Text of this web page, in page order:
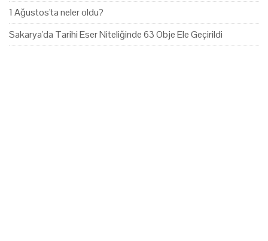
1 Ağustos'ta neler oldu?
Sakarya'da Tarihi Eser Niteliğinde 63 Obje Ele Geçirildi